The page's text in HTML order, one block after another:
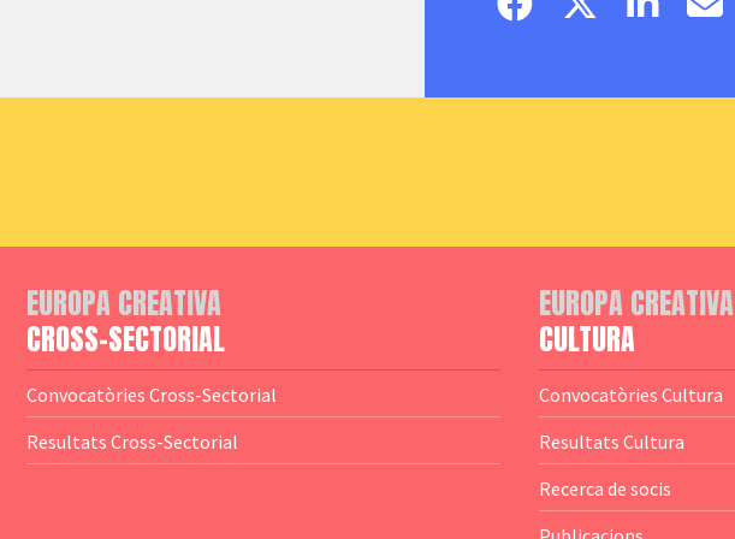
EUROPA CREATIVA
CROSS-SECTORIAL
Convocatòries Cross-Sectorial
Resultats Cross-Sectorial
EUROPA CREATIVA
CULTURA
Convocatòries Cultura
Resultats Cultura
Recerca de socis